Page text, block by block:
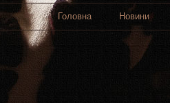
Головна Новини